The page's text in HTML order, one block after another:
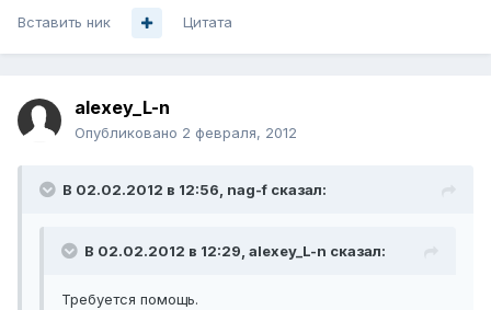
Вставить ник Цитата
alexey_L-n
Опубликовано 2 февраля, 2012
В 02.02.2012 в 12:56, nag-f сказал:
В 02.02.2012 в 12:29, alexey_L-n сказал:
Требуется помощь.